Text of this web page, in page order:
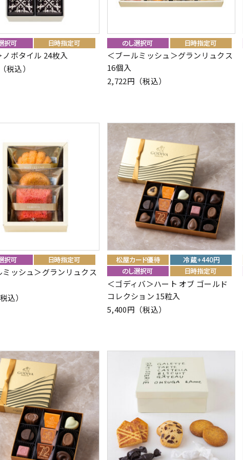
ノボタイル 24枚入
税込）
＜ブールミッシュ＞グランリュクス
16個入
2,722円（税込）
ミッシュ＞グランリュクス
込）
＜ゴディバ＞ハート オブ ゴールド
コレクション 15粒入
5,400円（税込）